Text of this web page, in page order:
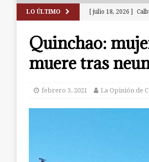
LO ÚLTIMO [ julio 18, 2026 ]
[ julio 18, 2026 ]
de la zona de cajeros
dineros destinados
Quinchao:
muere tras
febrero 3, 2021 La Opinión de